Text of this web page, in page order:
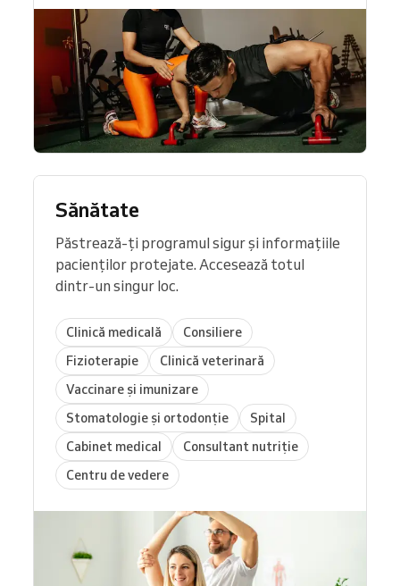
Sănătate
Păstrează-ți programul sigur și informațiile
pacienților protejate. Accesează totul
dintr-un singur loc.
Clinică medicală
Consiliere
Fizioterapie
Clinică veterinară
Vaccinare și imunizare
Stomatologie și ortodonție
Spital
Cabinet medical
Consultant nutriție
Centru de vedere